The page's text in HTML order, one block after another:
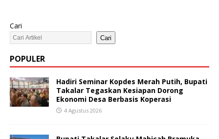
Cari
Cari
POPULER
Hadiri Seminar Kopdes Merah Putih, Bupati
Takalar Tegaskan Kesiapan Dorong
Ekonomi Desa Berbasis Koperasi
4 Agustus 2026